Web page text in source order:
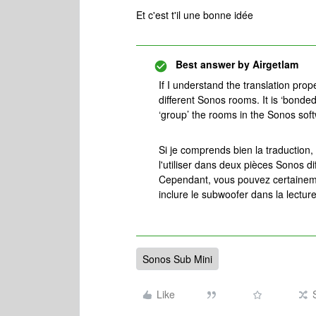
Et c'est t'il une bonne idée
Best answer by Airgetlam
If I understand the translation
different Sonos rooms. It is
‘group’ the rooms in the Sonos
Si je comprends bien la
l'utiliser dans deux pièces Sonos
Cependant, vous pouvez
inclure le subwoofer dans la
Sonos Sub Mini
Like